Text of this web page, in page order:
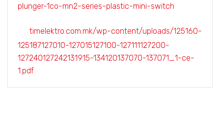
plunger-1co-mn2-series-plastic-mini-switch
timelektro.com.mk/wp-content/uploads/125160-
125187127010-127015127100-127111127200-
127240127242131915-134120137070-137071_1-ce-
1.pdf